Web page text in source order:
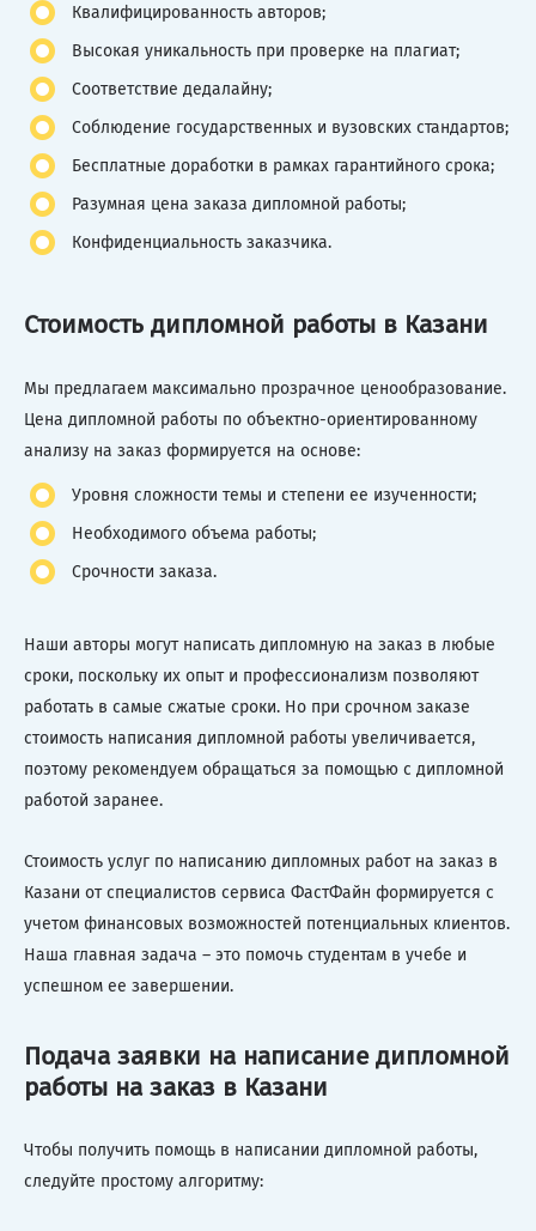
Квалифицированность авторов;
Высокая уникальность при проверке на плагиат;
Соответствие дедалайну;
Соблюдение государственных и вузовских стандартов;
Бесплатные доработки в рамках гарантийного срока;
Разумная цена заказа дипломной работы;
Конфиденциальность заказчика.
Стоимость дипломной работы в Казани
Мы предлагаем максимально прозрачное ценообразование.
Цена дипломной работы по объектно-ориентированному
анализу на заказ формируется на основе:
Уровня сложности темы и степени ее изученности;
Необходимого объема работы;
Срочности заказа.
Наши авторы могут написать дипломную на заказ в любые
сроки, поскольку их опыт и профессионализм позволяют
работать в самые сжатые сроки. Но при срочном заказе
стоимость написания дипломной работы увеличивается,
поэтому рекомендуем обращаться за помощью с дипломной
работой заранее.
Стоимость услуг по написанию дипломных работ на заказ в
Казани от специалистов сервиса ФастФайн формируется с
учетом финансовых возможностей потенциальных клиентов.
Наша главная задача – это помочь студентам в учебе и
успешном ее завершении.
Подача заявки на написание дипломной
работы на заказ в Казани
Чтобы получить помощь в написании дипломной работы,
следуйте простому алгоритму: